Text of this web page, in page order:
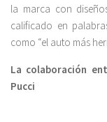
la marca con
calificado en
como “el auto más
La colaboración
Pucci